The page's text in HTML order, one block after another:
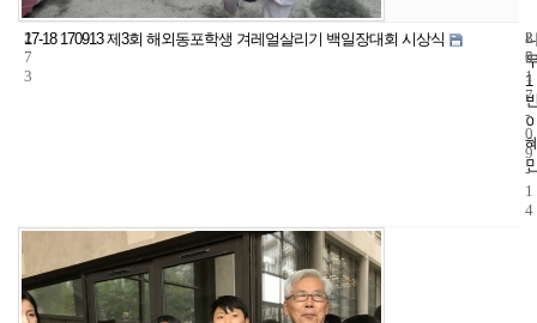
2
7
3
17-18 170913 제3회 해외동포학생 겨레얼살리기 백일장대회 시상식
1
8
5
2
0
1
7
-
0
9
-
1
4